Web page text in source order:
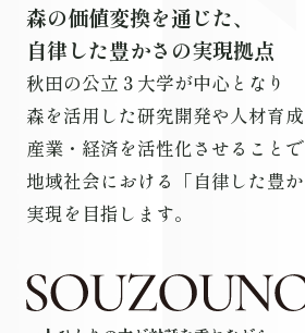
森の価値変換を通じた、
自律した豊かさ の実現拠点
秋田の公立 ３ 大学が中心 と な り
森を活用 した研究開発や 人材育成
産業 ・ 経済を活性化さ せる こ と で
地域社会に おけ る 「自律した豊か
実現 を 目指 し ま す。